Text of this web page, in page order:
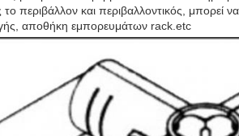
περιβάλλον και περιβαλλοντικός, μπορεί
αποθήκη εμπορευμάτων rack.etc